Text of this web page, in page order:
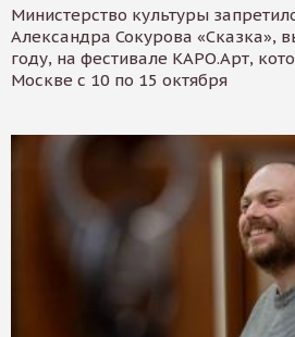
Министерство культуры
Александра Сокурова «Сказка»,
году, на фестивале КАРО.Арт,
Москве с 10 по 15 октября